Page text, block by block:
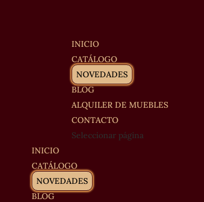
INICIO
CATÁLOGO
NOVEDADES
BLOG
ALQUILER DE MUEBLES
CONTACTO
Seleccionar página
INICIO
CATÁLOGO
NOVEDADES
BLOG